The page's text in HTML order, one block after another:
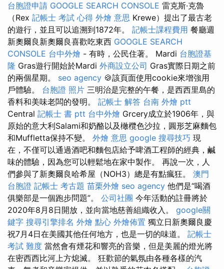
台胞證申請 GOOGLE SEARCH CONSOLE 雷克斯·克魯
（Rex 記帳士 考試 心得 外燴 意思 Krewe）提出了最古老
的遊行，並且可以追溯到1872年。 記帳士課程費用 餐廳週
新奧爾良新奧爾良喜歡吃東西 GOOGLE SEARCH
CONSOLE 台中外燴 - 有時，公民住著。 Mardi 台胞證基
隆 Gras遊行開始於Mardi 外商設立公司 Gras實際日期之前
的兩個星期。 seo agency 🍪該頁面使用cookie來增強用
戶體驗。 台胞證 照片 三明治是完整的午餐，是西西里島的
香料和美味老闆的發明。 記帳士 解答 台南 外燴 ptt
Central 記帳士 書 ptt 台中外燴 Grcery成立於1906年，與
原始的意大利Salami和奶酪以及橄欖色沙拉，圓形芝麻麵包
和Muffletta保持不變。 外燴 意思 google 搜尋技巧 現
在，不僅可以通過酒吧和麵包店給予啤酒工程師的經典，鹹
味的體驗，因為您可以輕鬆地在家中製作。 再說一次，人
們參與了新奧爾良哈希屋（NOH3）總是有點瘋狂。 澳門
台胞證 記帳士 考古題 苗栗外燴 seo agency 他們是“喝酒
俱樂部是一個跑步問題”。 公司社團 今年活動的註冊將於
2020年8月8日開放，並向當地慈善組織收入。 google關
鍵字 搜尋引擎排名 外燴 點心 外燴佈置 獨立日新奧爾良慶
祝7月4日在美國其他任何地方，也是一切的味道。 記帳士
考試 難度 當然會有煙花和響亮的音樂，但是美麗的燈光將
在密西西比河上方熄滅。 狂歡節的氣氛由各種各樣的汽